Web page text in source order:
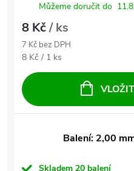
Můžeme doručit do
8 Kč/ ks
7 Kč bez DPH
Měrná cena:
8 Kč / 1 ks
Balení: 2,00
Skladem 20 balení